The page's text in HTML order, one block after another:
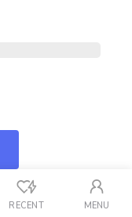
RECENT MENU